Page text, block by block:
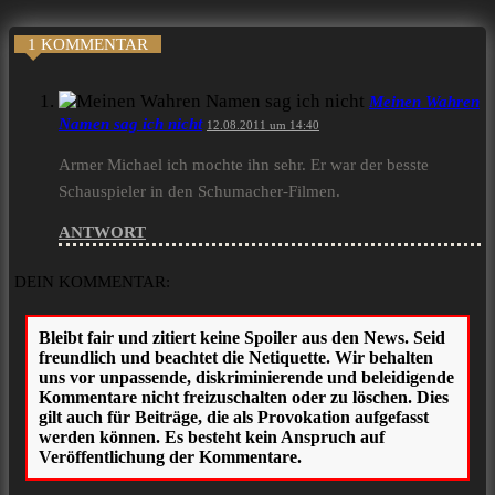
1 KOMMENTAR
Meinen Wahren
Namen sag ich nicht 12.08.2011 um 14:40
Armer Michael ich mochte ihn sehr. Er war der besste
Schauspieler in den Schumacher-Filmen.
ANTWORT
DEIN KOMMENTAR: